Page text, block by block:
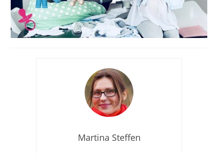
Martina Steffen